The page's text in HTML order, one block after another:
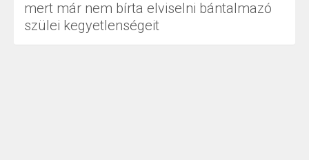
mert már nem bírta elviselni bántalmazó
szülei kegyetlenségeit